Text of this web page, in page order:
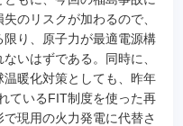
のリスクが加わるので、
り、原子力が最適電源構
いはずである。同時に、
暖化対策としても、昨年
ているFIT制度を使った再
現用の火力発電に代替さ